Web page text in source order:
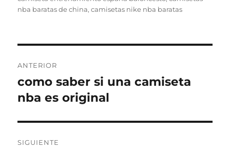
nba baratas de china,camisetas nike nba baratas
de
entradas
ANTERIOR
Entrada
anterior:
como saber si una camiseta
nba es original
SIGUIENTE